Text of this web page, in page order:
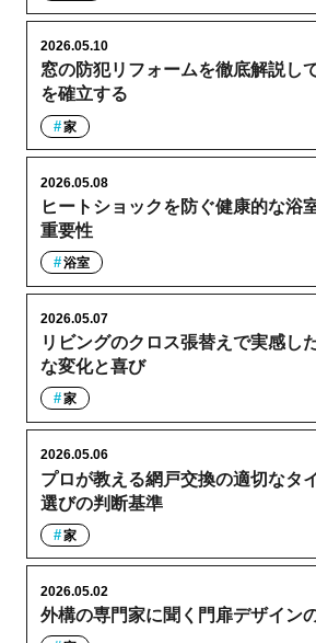
窓の防犯リフォームを徹底解説し
を確立する
2026.05.10
家
ヒートショックを防ぐ健康的な浴
重要性
2026.05.08
浴室
リビングのクロス張替えで実感し
な変化と喜び
2026.05.07
家
プロが教える網戸交換の適切なタ
選びの判断基準
2026.05.06
家
外構の専門家に聞く門扉デザイン
2026.05.02